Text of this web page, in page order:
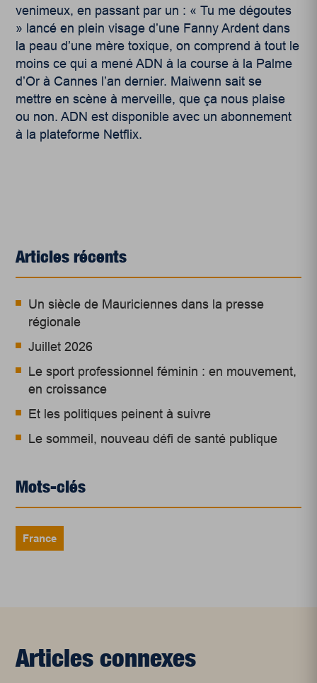
venimeux, en passant par un : « Tu me dégoutes
» lancé en plein visage d’une Fanny Ardent dans
la peau d’une mère toxique, on comprend à tout le
moins ce qui a mené ADN à la course à la Palme
d’Or à Cannes l’an dernier. Maiwenn sait se
mettre en scène à merveille, que ça nous plaise
ou non. ADN est disponible avec un abonnement
à la plateforme Netflix.
Articles récents
Un siècle de Mauriciennes dans la presse
régionale
Juillet 2026
Le sport professionnel féminin : en mouvement,
en croissance
Et les politiques peinent à suivre
Le sommeil, nouveau défi de santé publique
Mots-clés
France
Articles connexes